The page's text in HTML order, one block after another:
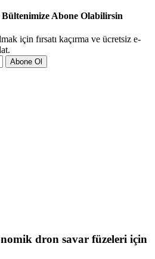
Abone Olabilirsin
için fırsatı kaçırma ve ücretsiz e-
Abone Ol
dron savar füzeleri için